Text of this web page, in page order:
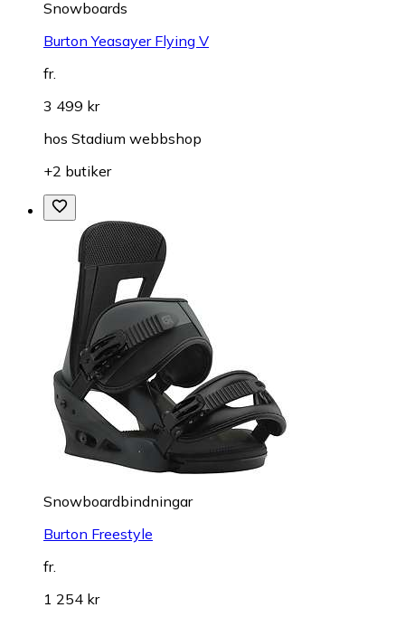
Snowboards
Burton Yeasayer Flying V
fr.
3 499 kr
hos Stadium webbshop
+2 butiker
Snowboardbindningar
Burton Freestyle
fr.
1 254 kr